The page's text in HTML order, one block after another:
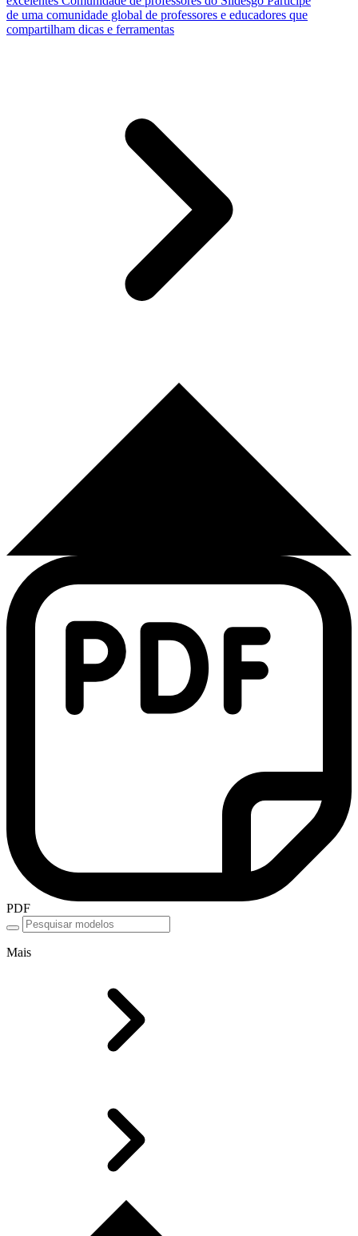
de uma comunidade global de professores e educadores que
compartilham dicas e ferramentas
PDF
Mais